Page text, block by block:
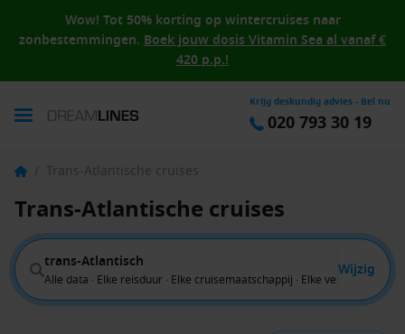
Wow! Tot 50% korting op wintercruises naar
zonbestemmingen. Boek jouw dosis Vitamin Sea al vanaf €
420 p.p.!
Krijg deskundig advies - Bel nu
020 793 30 19
/ Trans-Atlantische cruises
Trans-Atlantische cruises
trans-Atlantisch
Alle data · Elke reisduur · Elke cruisemaatschappij · Elke vertrekhaven
Wijzig